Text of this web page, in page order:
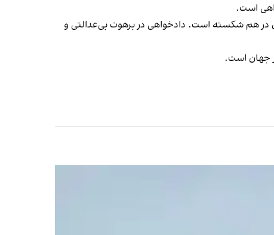
است.
در هم شکسته است. دادخواهی در برهوت بی‌عدالتی و
جهان است.